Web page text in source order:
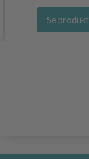
Se produkt